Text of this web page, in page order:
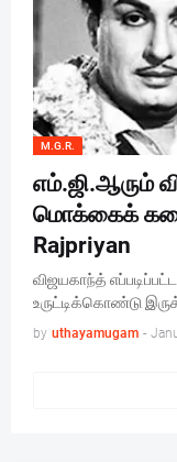
M.G.R.
எம்.ஜி.ஆரும்
மொக்கைக் கதை
Rajpriyan
விஜயகாந்த்
உருட்டிக்கொண்டு
by uthayamugam -